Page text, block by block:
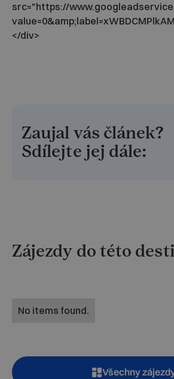
src="https://
</div>
Zaujal vás článek?
Sdílejte jej dále:
Zájezdy do této
No items found.
Všechny